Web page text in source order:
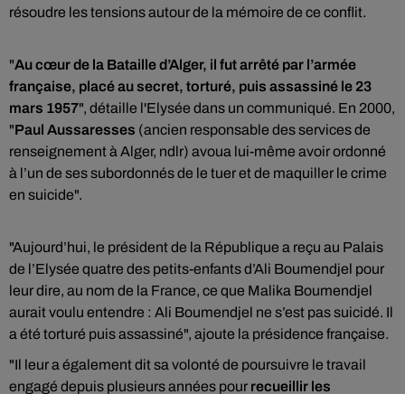
résoudre les tensions autour de la mémoire de ce conflit.
"Au cœur de la Bataille d’Alger, il fut arrêté par l’armée
française, placé au secret, torturé, puis assassiné le 23
mars 1957", détaille l'Elysée dans un communiqué. En 2000,
"Paul Aussaresses (ancien responsable des services de
renseignement à Alger, ndlr) avoua lui-même avoir ordonné
à l’un de ses subordonnés de le tuer et de maquiller le crime
en suicide".
"Aujourd’hui, le président de la République a reçu au Palais
de l’Elysée quatre des petits-enfants d’Ali Boumendjel pour
leur dire, au nom de la France, ce que Malika Boumendjel
aurait voulu entendre : Ali Boumendjel ne s’est pas suicidé. Il
a été torturé puis assassiné", ajoute la présidence française.
"Il leur a également dit sa volonté de poursuivre le travail
engagé depuis plusieurs années pour recueillir les